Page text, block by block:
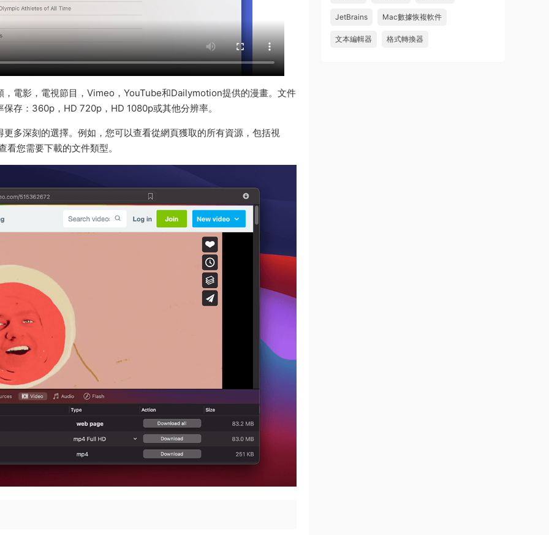
電影，電視節目，Vimeo，YouTube和Dailymotion提供的漫畫。文件
存：360p，HD 720p，HD 1080p或其他分辨率。
多深刻的選擇。例如，您可以查看從網頁獲取的所有資源，包括視
您需要下載的文件類型。
中文破解版
JetBrains Mac數據恢複軟件
文本編輯器 格式轉換器